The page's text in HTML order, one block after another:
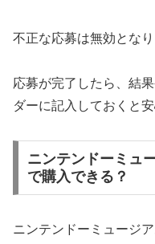
不正な応募は無効とな
応募が完了したら、結
ダーに記入しておくと安
ニンテンドーミュ
で購入できる？
ニンテンドーミュージア